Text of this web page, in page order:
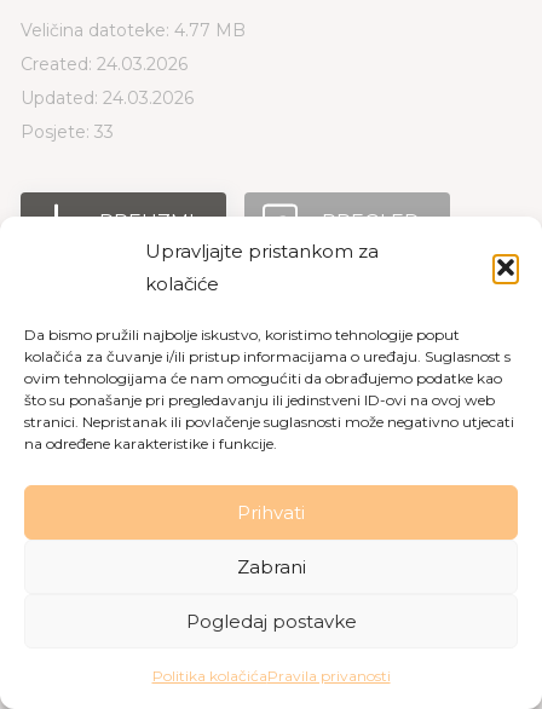
Upravljajte pristankom za
kolačiće
Da bismo pružili najbolje iskustvo, koristimo tehnologije poput
kolačića za čuvanje i/ili pristup informacijama o uređaju. Suglasnost s
ovim tehnologijama će nam omogućiti da obrađujemo podatke kao
što su ponašanje pri pregledavanju ili jedinstveni ID-ovi na ovoj web
stranici. Nepristanak ili povlačenje suglasnosti može negativno utjecati
na određene karakteristike i funkcije.
Prihvati
Zabrani
Pogledaj postavke
Politika kolačićaPravila privanosti
Veličina datoteke: 4.77 MB
Created: 24.03.2026
Updated: 24.03.2026
Posjete: 33
PREUZMI PREGLED
Copyright © 2026 Dom za starije osobe Labin| Pravila
privatnosti |Politika kolačića
Made with love byGobo Digital